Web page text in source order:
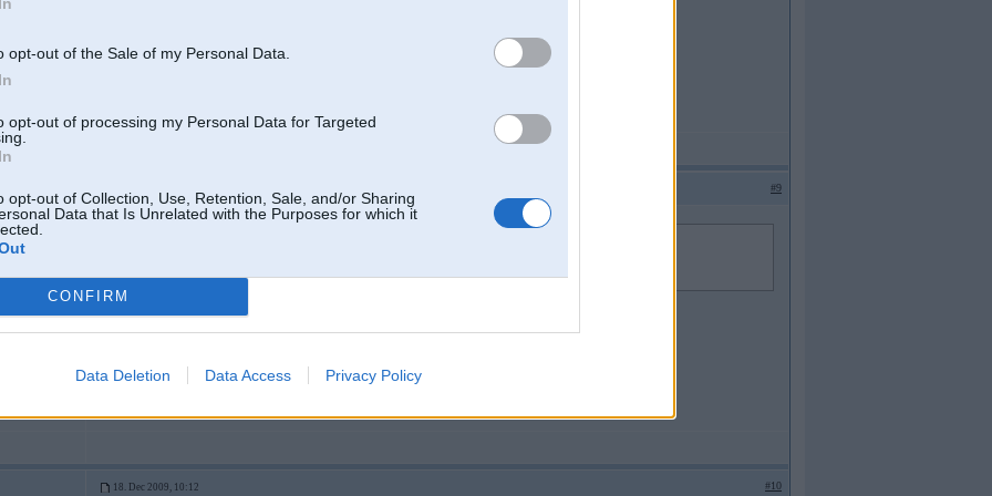
opt-out of the Sale of my Personal Data.
opt-out of processing my Personal Data for Targeted
opt-out of Collection, Use, Retention, Sale, and/or Sharing
Data that Is Unrelated with the Purposes for which it
CONFIRM
Data Deletion Data Access Privacy Policy
t4
#9
jāgaida pavaasaris..
18. Dec 2009, 10:12 #10